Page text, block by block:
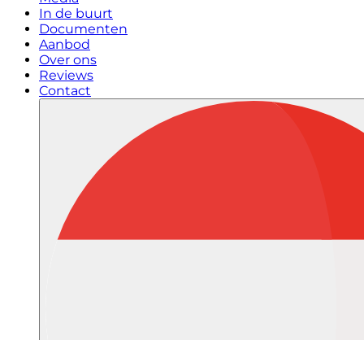
In de buurt
Documenten
Aanbod
Over ons
Reviews
Contact